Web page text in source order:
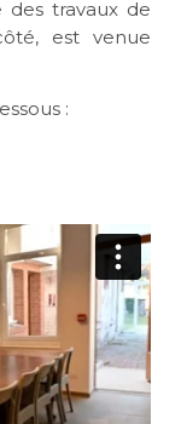
des travaux de
est venue
: